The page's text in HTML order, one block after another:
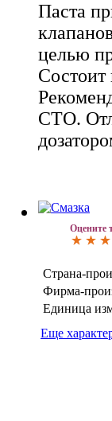
Паста
целью
Состоит
СТО.
Оцените
Страна-
Фирма-
Единица
Еще